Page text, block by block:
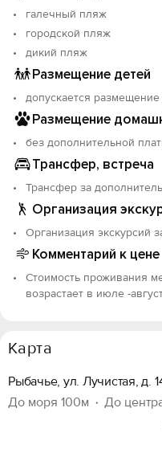
галечный пляж
городской пляж
дикий пляж
Размещение детей
допускается
Размещение
без дополнительной
Трансфер, встреча
Трансфер за
Организация
Организация экскурсий
Комментарий к цене
Стоимость проживания
возрастает в июле -
Карта
Рыбачье, ул. Лучистая, д.
До моря 100м
До